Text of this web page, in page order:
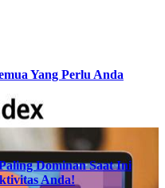
Yang Perlu Anda
Dominan Saat Ini
Anda!